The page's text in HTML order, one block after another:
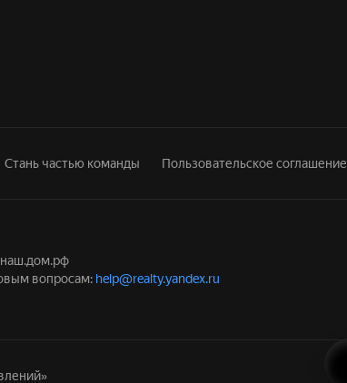
Стань частью команды Пользовательское соглашение
вопросам: help@realty.yandex.ru